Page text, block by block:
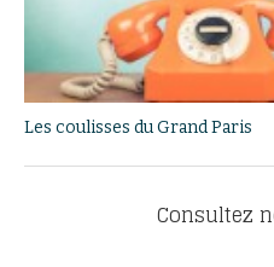
Les coulisses du Grand Paris
Consultez